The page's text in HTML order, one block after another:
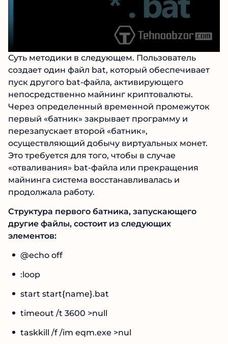
Суть методики в следующем. Пользователь
создает один файл bat, который обеспечивает
пуск другого bat-файла, активирующего
непосредственно майнинг криптовалюты.
Через определенный временной промежуток
первый «батник» закрывает программу и
перезапускает второй «батник»,
осуществляющий добычу виртуальных монет.
Это требуется для того, чтобы в случае
«отваливания» bat-файла или прекращения
майнинга система восстанавливалась и
продолжала работу.
Структура первого батника, запускающего
другие файлы, состоит из следующих
элементов:
@echo off
:loop
start start{name}.bat
timeout /t 3600 >null
taskkill /f /im eqm.exe >nul